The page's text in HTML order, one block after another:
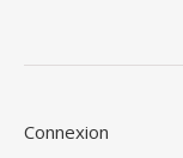
Connexion